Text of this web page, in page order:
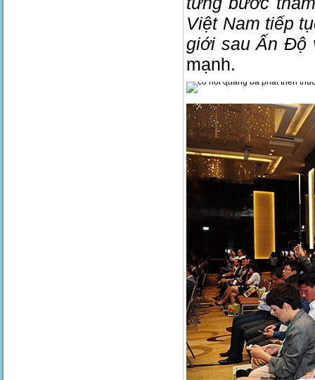
Việt Nam tiếp
giới sau Ấn Độ
mạnh.